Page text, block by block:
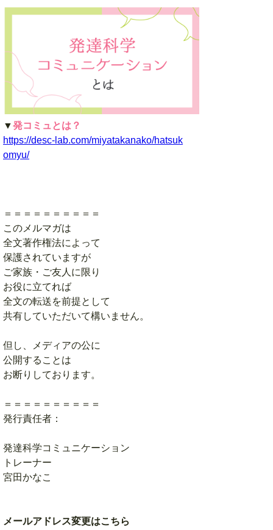
▼発コミュとは？
https://desc-lab.com/miyatakanako/hatsuk
omyu/
＝＝＝＝＝＝＝＝＝＝
このメルマガは
全文著作権法によって
保護されていますが
ご家族・ご友人に限り
お役に立てれば
全文の転送を前提として
共有していただいて構いません。
但し、メディアの公に
公開することは
お断りしております。
＝＝＝＝＝＝＝＝＝＝
発行責任者：
発達科学コミュニケーション
トレーナー
宮田かなこ
メールアドレス変更はこちら